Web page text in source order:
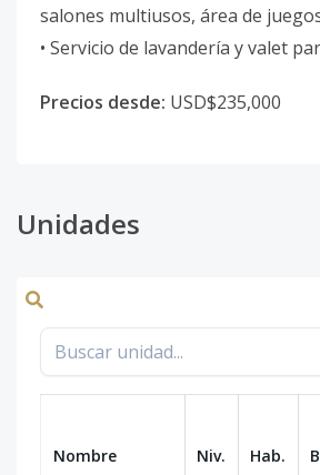
salones multiusos, área de
• Servicio de lavandería y valet
Precios desde: USD$235,000
Unidades
Nombre Niv. Hab.